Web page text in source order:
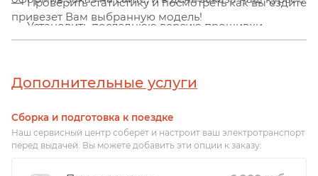
Установить последнюю версию прошивки
Находить друзей поблизости
привезет Вам выбранную модель!
Дополнительные услуги
Сборка и подготовка к поездке
Наш сервисный центр соберёт и настроит ваш электротранспорт
перед выдачей. Вы можете добавить эти опции к заказу: